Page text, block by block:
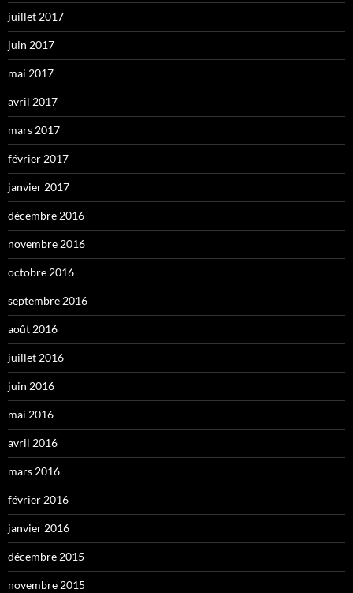
juillet 2017
juin 2017
mai 2017
avril 2017
mars 2017
février 2017
janvier 2017
décembre 2016
novembre 2016
octobre 2016
septembre 2016
août 2016
juillet 2016
juin 2016
mai 2016
avril 2016
mars 2016
février 2016
janvier 2016
décembre 2015
novembre 2015